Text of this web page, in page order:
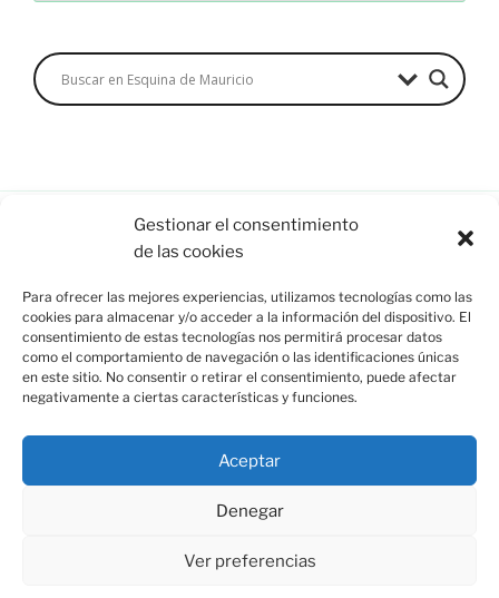
Gestionar el consentimiento
de las cookies
Para ofrecer las mejores experiencias, utilizamos tecnologías como las
cookies para almacenar y/o acceder a la información del dispositivo. El
consentimiento de estas tecnologías nos permitirá procesar datos
como el comportamiento de navegación o las identificaciones únicas
en este sitio. No consentir o retirar el consentimiento, puede afectar
negativamente a ciertas características y funciones.
Aceptar
Denegar
Ver preferencias
Calatrava (C.Real) info@esquinademauricio.es
«Aviso Legal»